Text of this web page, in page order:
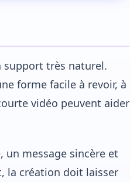
support très naturel.
forme facile à revoir, à
vidéo peuvent aider
un message sincère et
la création doit laisser